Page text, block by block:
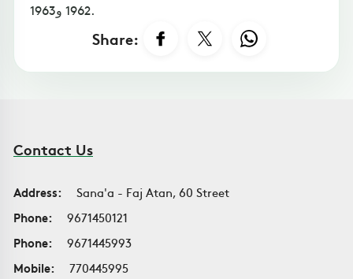
1962 و1963.
Share:
Contact Us
Address:
Sana'a - Faj Atan, 60 Street
Phone:
9671450121
Phone:
9671445993
Mobile:
770445995